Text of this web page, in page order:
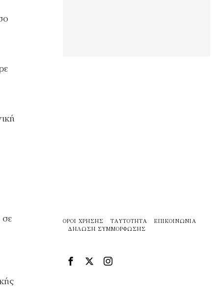
σε ΌΡΟΙ ΧΡΉΣΗΣ ΤΑΥΤΌΤΗΤΑ
ΕΠΙΚΟΙΝΩΝΊΑ
ΔΉΛΩΣΗ ΣΥΜΜΌΡΦΩΣΗΣ